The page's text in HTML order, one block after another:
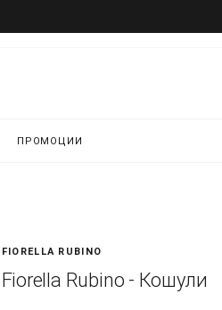
ПРОМОЦИИ
FIORELLA RUBINO
Fiorella Rubino - Кошули